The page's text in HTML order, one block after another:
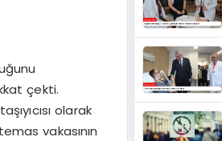
çekti.
olarak
vakasının